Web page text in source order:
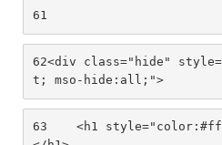
61
62<div class="hide"
t; mso-hide:all;">
63
<h1